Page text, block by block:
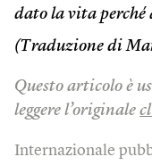
dato la vita perché
(Traduzione di
Questo articolo è
leggere l’originale
Internazionale